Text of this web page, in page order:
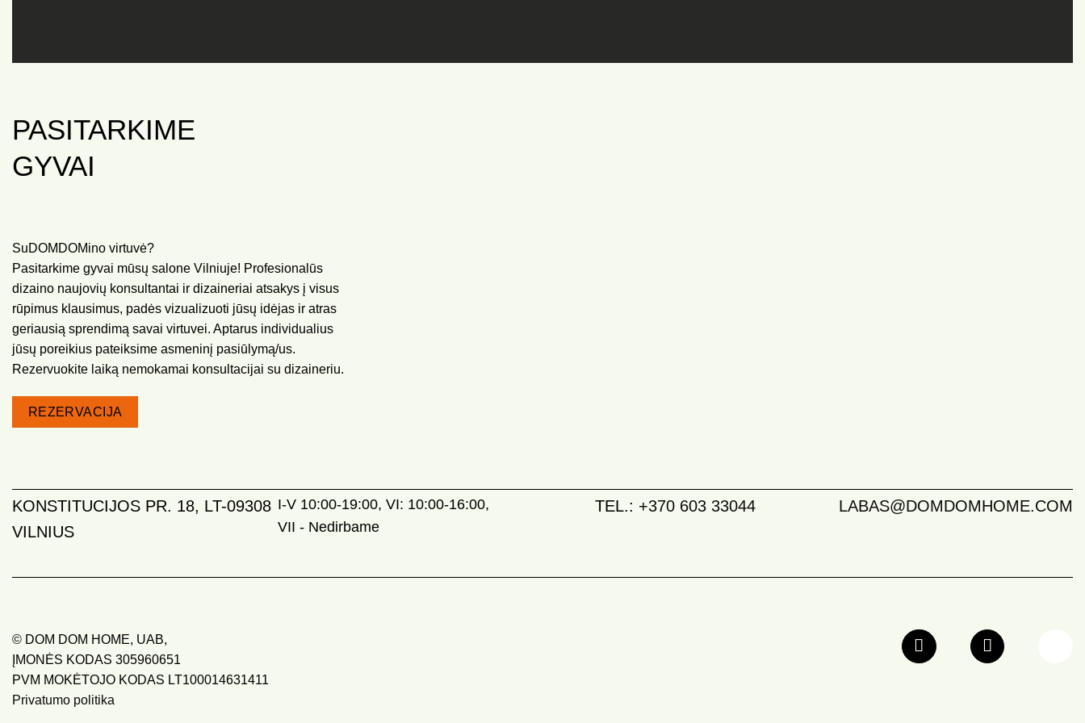
PASITARKIME
GYVAI
SuDOMDOMino virtuvė?
Pasitarkime gyvai mūsų salone Vilniuje! Profesionalūs
dizaino naujovių konsultantai ir dizaineriai atsakys į visus
rūpimus klausimus, padės vizualizuoti jūsų idėjas ir atras
geriausią sprendimą savai virtuvei. Aptarus individualius
jūsų poreikius pateiksime asmeninį pasiūlymą/us.
Rezervuokite laiką nemokamai konsultacijai su dizaineriu.
REZERVACIJA
KONSTITUCIJOS PR. 18, LT-09308
VILNIUS
I-V 10:00-19:00, VI: 10:00-16:00,
VII - Nedirbame
TEL.: +370 603 33044 LABAS@DOMDOMHOME.COM
© DOM DOM HOME, UAB,
ĮMONĖS KODAS 305960651
PVM MOKĖTOJO KODAS LT100014631411
Privatumo politika